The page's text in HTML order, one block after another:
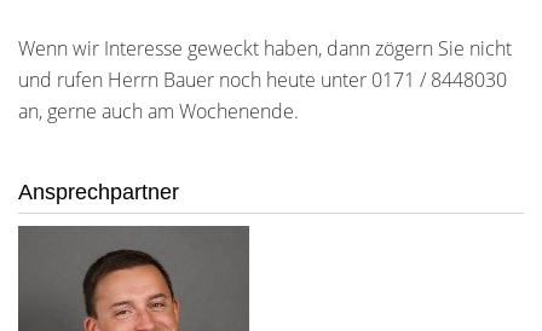
Wenn wir Interesse geweckt haben, dann zögern Sie nicht
und rufen Herrn Bauer noch heute unter 0171 / 8448030
an, gerne auch am Wochenende.
Ansprechpartner